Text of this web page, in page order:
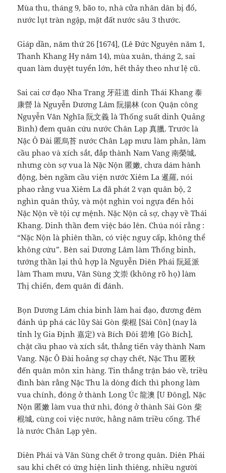
Mùa thu, tháng 9, bão to, nhà cửa nhân dân bị đổ,
nước lụt tràn ngập, mặt đất nước sâu 3 thước.
Giáp dần, năm thứ 26 [1674], (Lê Đức Nguyên năm 1,
Thanh Khang Hy năm 14), mùa xuân, tháng 2, sai
quan làm duyệt tuyển lớn, hết thảy theo như lệ cũ.
Sai cai cơ đạo Nha Trang 牙莊道 dinh Thái Khang 泰
康營 là Nguyễn Dương Lâm 阮揚林 (con Quận công
Nguyễn Văn Nghĩa 阮文義 là Thống suất dinh Quảng
Bình) đem quân cứu nước Chân Lạp 真臘. Trước là
Nặc Ô Đài 匿烏苔 nước Chân Lạp mưu làm phản, làm
cầu phao và xích sắt, đắp thành Nam Vang 南榮城,
nhưng còn sợ vua là Nặc Nộn 匿嫩, chưa dám hành
động, bèn ngầm cầu viện nước Xiêm La 暹羅, nói
phao rằng vua Xiêm La đã phát 2 vạn quân bộ, 2
nghìn quân thủy, và một nghìn voi ngựa đến hỏi
Nặc Nộn về tội cự mệnh. Nặc Nộn cả sợ, chạy về Thái
Khang. Dinh thần đem việc báo lên. Chúa nói rằng :
“Nặc Nộn là phiên thần, có việc nguy cấp, không thể
không cứu”. Bèn sai Dương Lâm làm Thống binh,
tướng thần lại thủ hợp là Nguyễn Diên Phái 阮延派
làm Tham mưu, Văn Sùng 文崇 (không rõ họ) làm
Thị chiến, đem quân đi đánh.
Bọn Dương Lâm chia binh làm hai đạo, đương đêm
đánh úp phá các lũy Sài Gòn 柴棍 [Sài Côn] (nay là
tỉnh lỵ Gia Định 嘉定) và Bích Đôi 碧堆 [Gò Bích],
chặt cầu phao và xích sắt, thẳng tiến vây thành Nam
Vang. Nặc Ô Đài hoảng sợ chạy chết, Nặc Thu 匿秋
đến quân môn xin hàng. Tin thắng trận báo về, triều
đình bàn rằng Nặc Thu là dòng đích thì phong làm
vua chính, đóng ở thành Long Úc 龍澳 [U Đông], Nặc
Nộn 匿嫩 làm vua thứ nhì, đóng ở thành Sài Gòn 柴
棍城, cùng coi việc nước, hằng năm triều cống. Thế
là nước Chân Lạp yên.
Diên Phái và Văn Sùng chết ở trong quân. Diên Phái
sau khi chết có ứng hiện linh thiêng, nhiều người